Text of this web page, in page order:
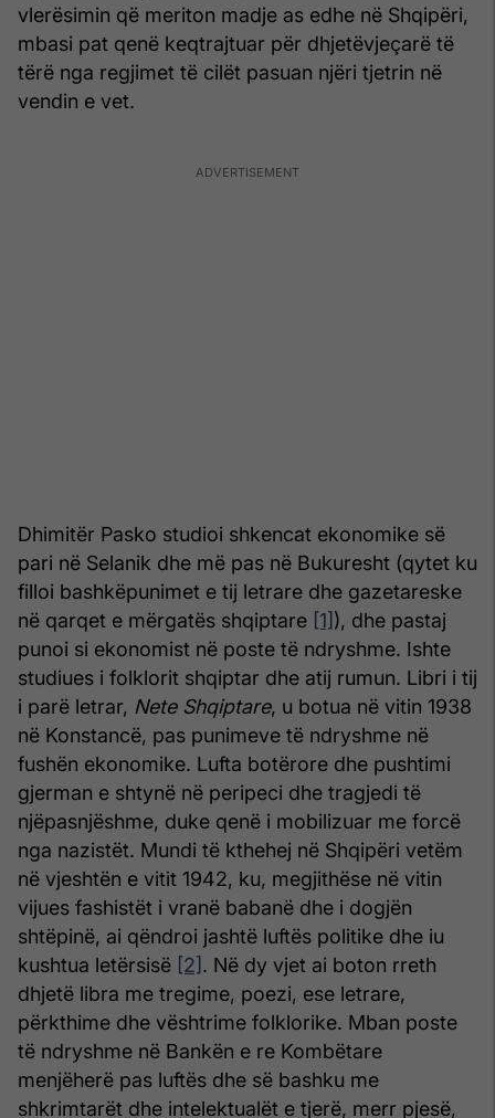
vlerësimin që meriton madje as edhe në Shqipëri,
mbasi pat qenë keqtrajtuar për dhjetëvjeçarë të
tërë nga regjimet të cilët pasuan njëri tjetrin në
vendin e vet.
Dhimitër Pasko studioi shkencat ekonomike së
pari në Selanik dhe më pas në Bukuresht (qytet ku
filloi bashkëpunimet e tij letrare dhe gazetareske
në qarqet e mërgatës shqiptare [1]), dhe pastaj
punoi si ekonomist në poste të ndryshme. Ishte
studiues i folklorit shqiptar dhe atij rumun. Libri i tij
i parë letrar, Nete Shqiptare, u botua në vitin 1938
në Konstancë, pas punimeve të ndryshme në
fushën ekonomike. Lufta botërore dhe pushtimi
gjerman e shtynë në peripeci dhe tragjedi të
njëpasnjëshme, duke qenë i mobilizuar me forcë
nga nazistët. Mundi të kthehej në Shqipëri vetëm
në vjeshtën e vitit 1942, ku, megjithëse në vitin
vijues fashistët i vranë babanë dhe i dogjën
shtëpinë, ai qëndroi jashtë luftës politike dhe iu
kushtua letërsisë [2]. Në dy vjet ai boton rreth
dhjetë libra me tregime, poezi, ese letrare,
përkthime dhe vështrime folklorike. Mban poste
të ndryshme në Bankën e re Kombëtare
menjëherë pas luftës dhe së bashku me
shkrimtarët dhe intelektualët e tjerë, merr pjesë,